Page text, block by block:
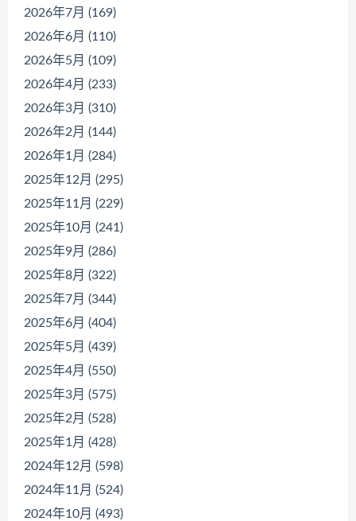
2026年7月 (169)
2026年6月 (110)
2026年5月 (109)
2026年4月 (233)
2026年3月 (310)
2026年2月 (144)
2026年1月 (284)
2025年12月 (295)
2025年11月 (229)
2025年10月 (241)
2025年9月 (286)
2025年8月 (322)
2025年7月 (344)
2025年6月 (404)
2025年5月 (439)
2025年4月 (550)
2025年3月 (575)
2025年2月 (528)
2025年1月 (428)
2024年12月 (598)
2024年11月 (524)
2024年10月 (493)